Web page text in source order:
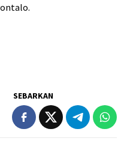
SEBARKAN